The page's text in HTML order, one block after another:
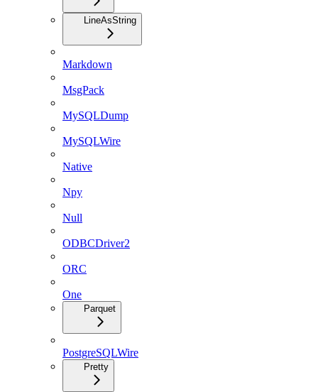
LineAsString
Markdown
MsgPack
MySQLDump
MySQLWire
Native
Npy
Null
ODBCDriver2
ORC
One
Parquet
PostgreSQLWire
Pretty